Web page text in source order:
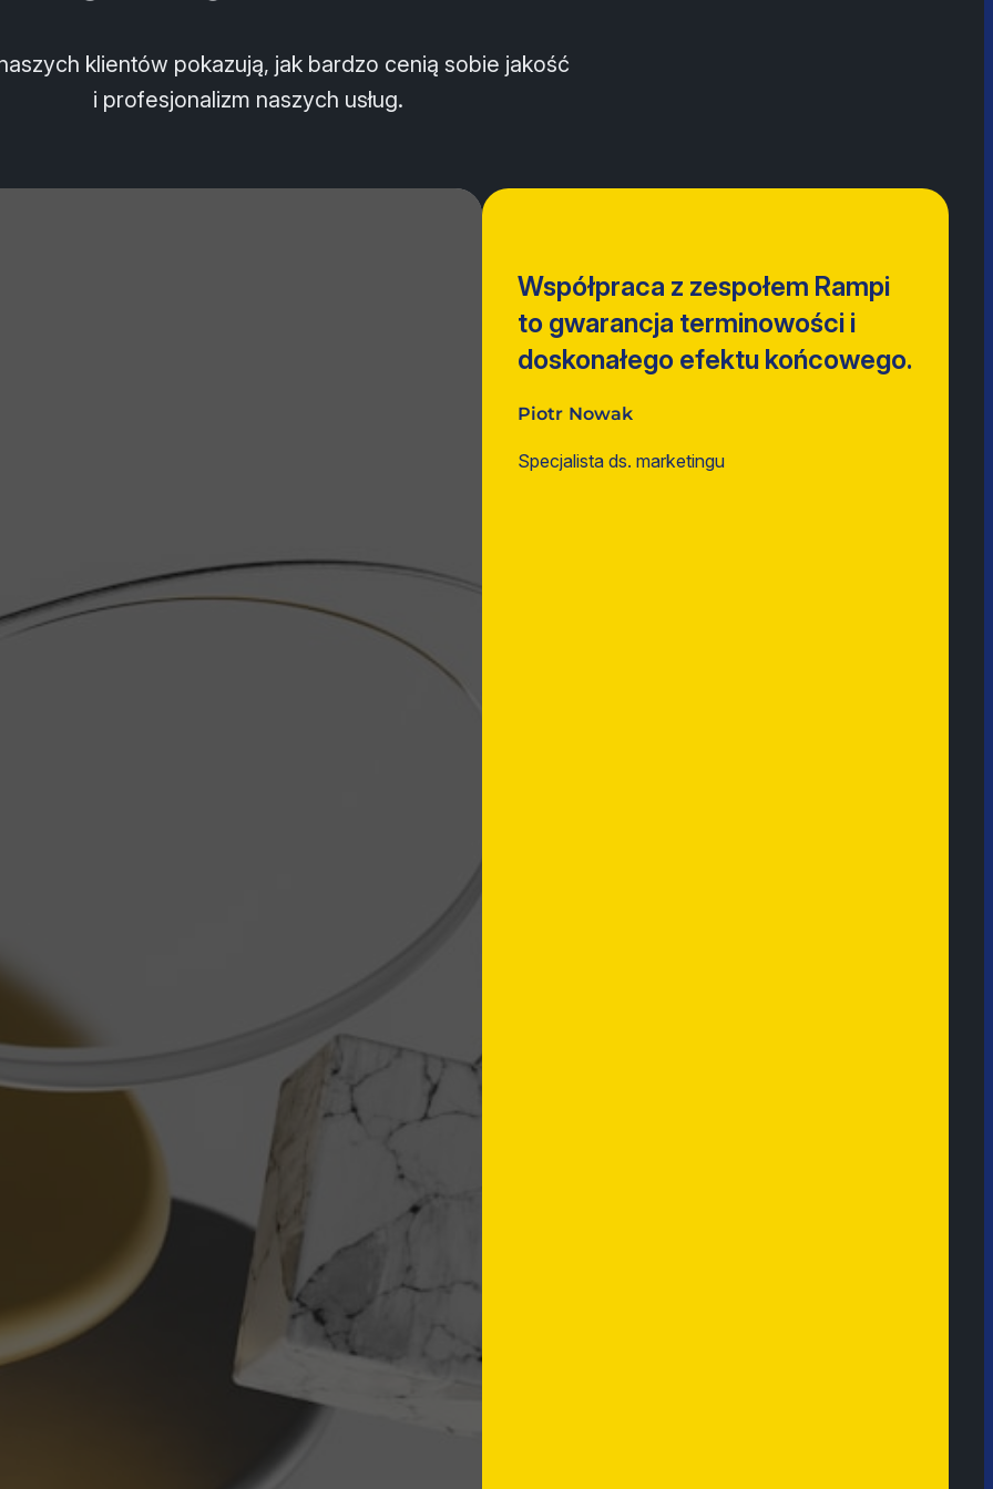
klientów pokazują, jak bardzo cenią sobie jakość
i profesjonalizm naszych usług.
Współpraca z zespołem Rampi
to gwarancja terminowości i
doskonałego efektu końcowego.
Piotr Nowak
Specjalista ds. marketingu